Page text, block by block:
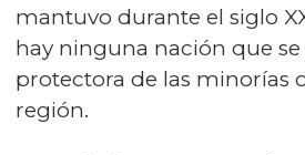
mantuvo durante el siglo
hay ninguna nación que
protectora de las minorías
región.